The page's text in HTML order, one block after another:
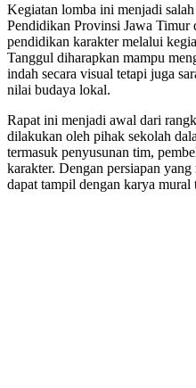
Kegiatan lomba ini menjadi
Pendidikan Provinsi Jawa Timur
pendidikan karakter melalui
Tanggul diharapkan mampu
indah secara visual tetapi juga
nilai budaya lokal.
Rapat ini menjadi awal dari
dilakukan oleh pihak sekolah
termasuk penyusunan tim,
karakter. Dengan persiapan
dapat tampil dengan karya